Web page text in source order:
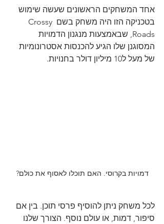
אחד המשחקים הראשונים שעשה שימוש
בטכניקה הזו היה משחק בשם Crossy
Roads, שבאמצעות מנגנון הדמויות
המסוגנן שלו הגיע להכנסות אסטרונומיות
של מעל ל10 מיליון דולר בחנויות.
דמויות בקרוסי. האם תוכלו לאסוף את כולם?
לכל משחק ניתן להוסיף פרסי תוכן. בין אם
סיפור, דמות, או עולם נוסף. הצורך שלנו